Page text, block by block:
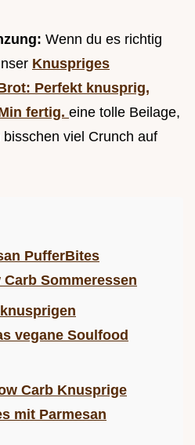
Wenn du es richtig
Knuspriges
Perfekt knusprig,
fertig. eine tolle Beilage,
viel Crunch auf
PufferBites
Sommeressen
vegane Soulfood
Carb Knusprige
mit Parmesan